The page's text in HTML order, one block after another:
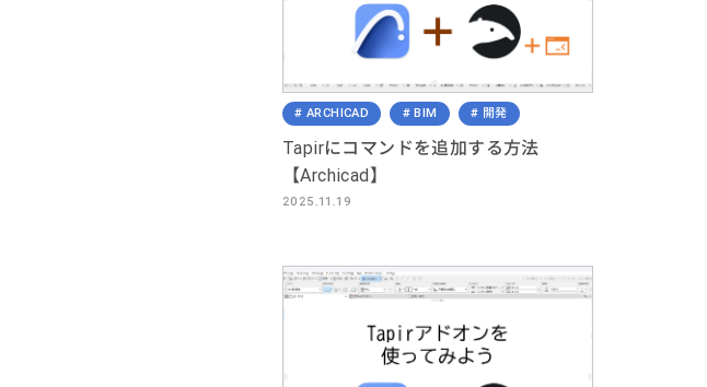
ARCHICAD BIM 開発
Tapirにコマンドを追加する方法
【Archicad】
2025.11.19